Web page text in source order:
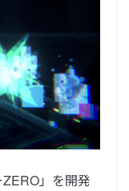
ZERO」を開発